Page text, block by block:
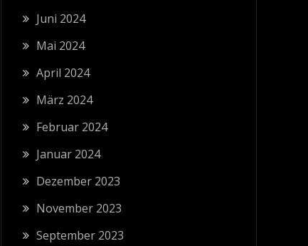
Juni 2024
Mai 2024
April 2024
März 2024
Februar 2024
Januar 2024
Dezember 2023
November 2023
September 2023